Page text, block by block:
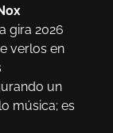
gira 2026
verlos en
un
música; es